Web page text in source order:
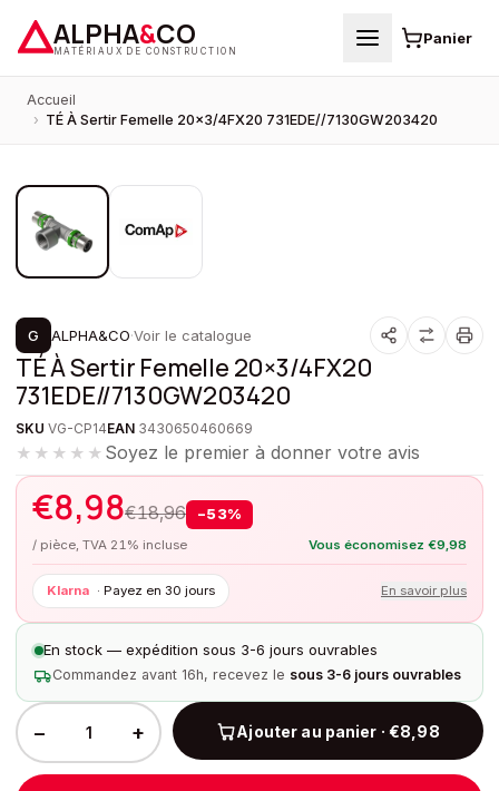
ALPHA&CO
MATÉRIAUX DE CONSTRUCTION
Panier
Accueil
› TÉ À Sertir Femelle 20×3/4FX20 731EDE//7130GW203420
PROMOTION
G ALPHA&CO·Voir le catalogue
TÉ À Sertir Femelle 20×3/4FX20
731EDE//7130GW203420
SKU VG-CP14EAN 3430650460669
★★★★★ Soyez le premier à donner votre avis
€8,98€18,96 −53%
/ pièce, TVA 21% incluse Vous économisez €9,98
Klarna · Payez en 30 jours En savoir plus
En stock — expédition sous 3-6 jours ouvrables
Commandez avant 16h, recevez le sous 3-6 jours ouvrables
− + Ajouter au panier · €8,98